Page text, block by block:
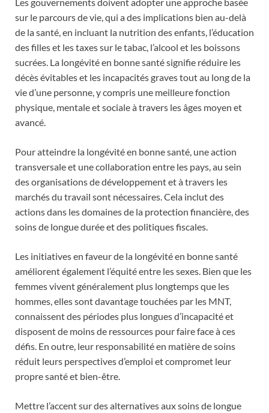
Les gouvernements doivent adopter une approche basée
sur le parcours de vie, qui a des implications bien au-delà
de la santé, en incluant la nutrition des enfants, l’éducation
des filles et les taxes sur le tabac, l’alcool et les boissons
sucrées. La longévité en bonne santé signifie réduire les
décès évitables et les incapacités graves tout au long de la
vie d’une personne, y compris une meilleure fonction
physique, mentale et sociale à travers les âges moyen et
avancé.
Pour atteindre la longévité en bonne santé, une action
transversale et une collaboration entre les pays, au sein
des organisations de développement et à travers les
marchés du travail sont nécessaires. Cela inclut des
actions dans les domaines de la protection financière, des
soins de longue durée et des politiques fiscales.
Les initiatives en faveur de la longévité en bonne santé
améliorent également l’équité entre les sexes. Bien que les
femmes vivent généralement plus longtemps que les
hommes, elles sont davantage touchées par les MNT,
connaissent des périodes plus longues d’incapacité et
disposent de moins de ressources pour faire face à ces
défis. En outre, leur responsabilité en matière de soins
réduit leurs perspectives d’emploi et compromet leur
propre santé et bien-être.
Mettre l’accent sur des alternatives aux soins de longue